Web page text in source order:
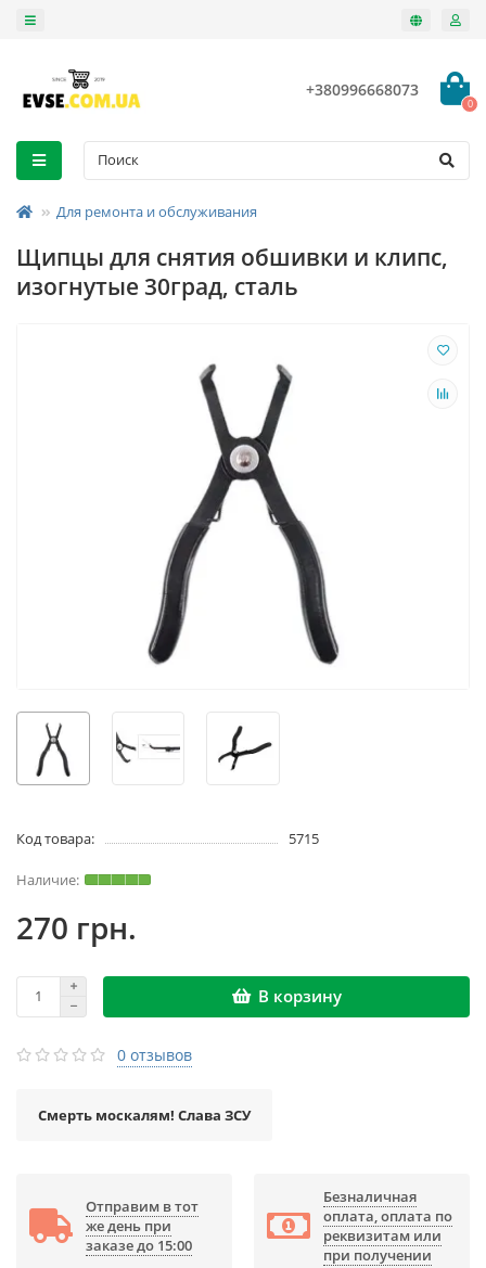
+380996668073
0
Для ремонта и обслуживания
Щипцы для снятия обшивки и клипс,
изогнутые 30град, сталь
Код товара: 5715
270 грн.
В корзину
0 отзывов
Смерть москалям! Слава ЗСУ
Отправим в тот
же день при
заказе до 15:00
Безналичная
оплата, оплата по
реквизитам или
при получении